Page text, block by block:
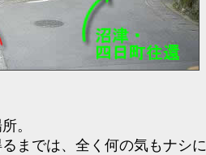
。
までは、全く何の気もナシ